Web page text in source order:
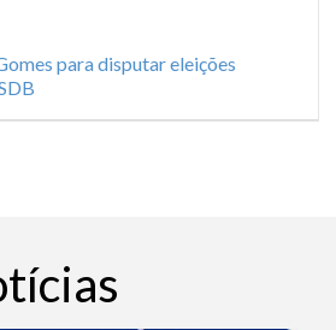
para disputar eleições